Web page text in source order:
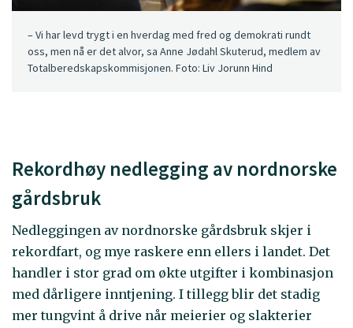
– Vi har levd trygt i en hverdag med fred og demokrati rundt
oss, men nå er det alvor, sa Anne Jødahl Skuterud, medlem av
Totalberedskapskommisjonen. Foto: Liv Jorunn Hind
Rekordhøy nedlegging av nordnorske
gårdsbruk
Nedleggingen av nordnorske gårdsbruk skjer i
rekordfart, og mye raskere enn ellers i landet. Det
handler i stor grad om økte utgifter i kombinasjon
med dårligere inntjening. I tillegg blir det stadig
mer tungvint å drive når meierier og slakterier